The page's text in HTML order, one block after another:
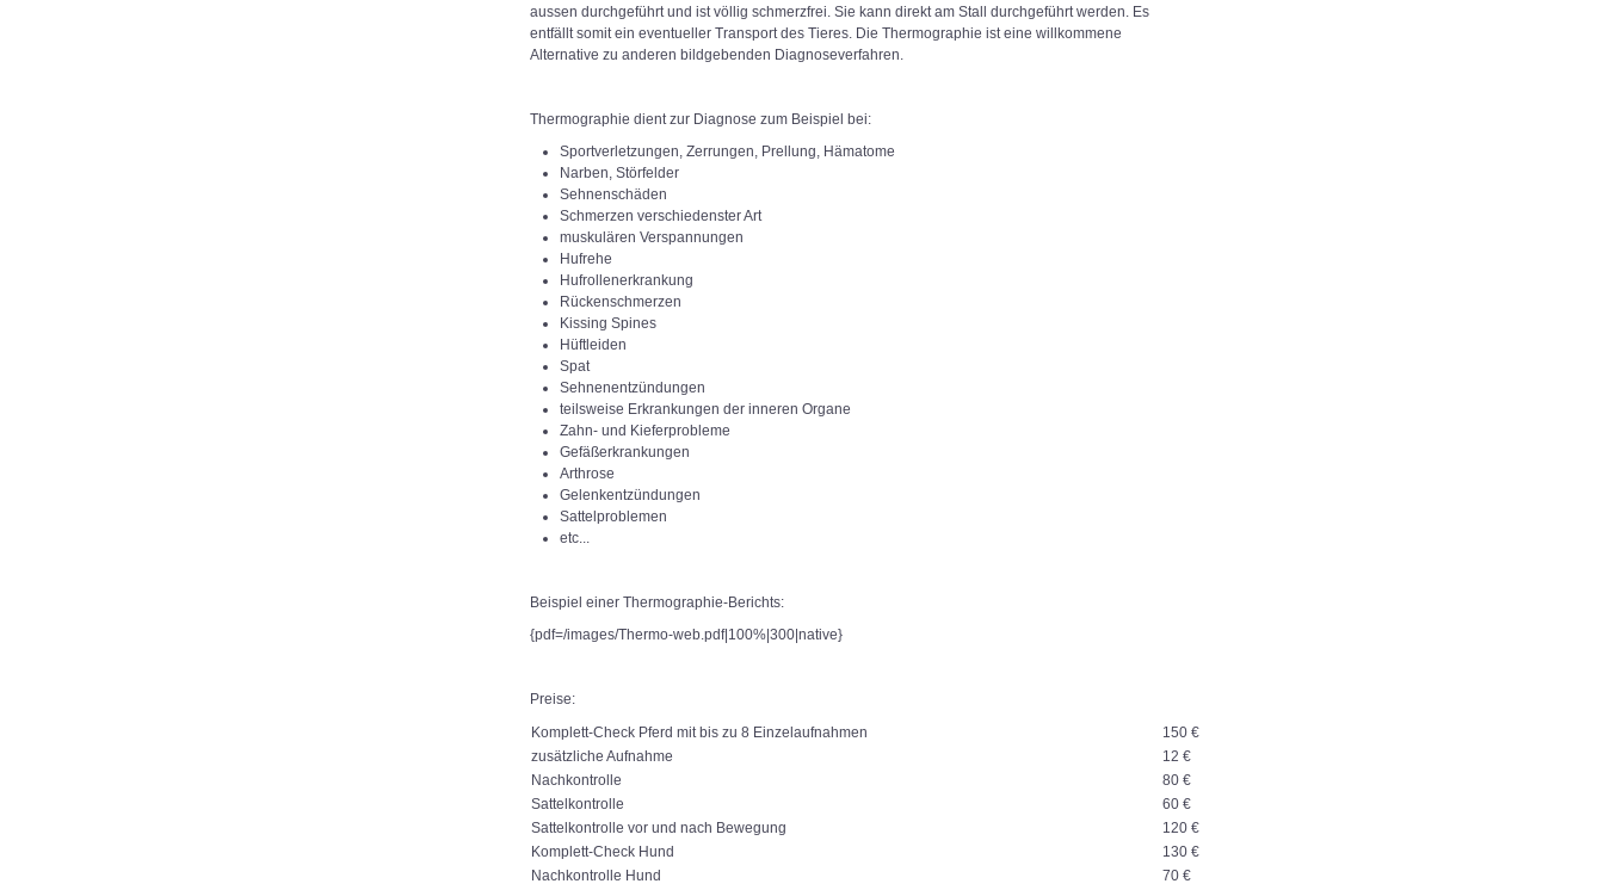
aussen durchgeführt und ist völlig schmerzfrei. Sie kann direkt am Stall durchgeführt werden. Es
entfällt somit ein eventueller Transport des Tieres. Die Thermographie ist eine willkommene
Alternative zu anderen bildgebenden Diagnoseverfahren.
Thermographie dient zur Diagnose zum Beispiel bei:
Sportverletzungen, Zerrungen, Prellung, Hämatome
Narben, Störfelder
Sehnenschäden
Schmerzen verschiedenster Art
muskulären Verspannungen
Hufrehe
Hufrollenerkrankung
Rückenschmerzen
Kissing Spines
Hüftleiden
Spat
Sehnenentzündungen
teilsweise Erkrankungen der inneren Organe
Zahn- und Kieferprobleme
Gefäßerkrankungen
Arthrose
Gelenkentzündungen
Sattelproblemen
etc...
Beispiel einer Thermographie-Berichts:
{pdf=/images/Thermo-web.pdf|100%|300|native}
Preise:
Komplett-Check Pferd mit bis zu 8 Einzelaufnahmen
150 €
zusätzliche Aufnahme
12 €
Nachkontrolle
80 €
Sattelkontrolle
60 €
Sattelkontrolle vor und nach Bewegung
120 €
Komplett-Check Hund
130 €
Nachkontrolle Hund
70 €